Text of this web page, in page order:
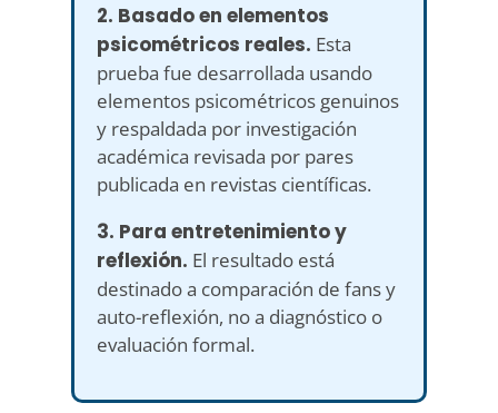
2. Basado en elementos
psicométricos reales. Esta
prueba fue desarrollada usando
elementos psicométricos genuinos
y respaldada por investigación
académica revisada por pares
publicada en revistas científicas.
3. Para entretenimiento y
reflexión. El resultado está
destinado a comparación de fans y
auto-reflexión, no a diagnóstico o
evaluación formal.